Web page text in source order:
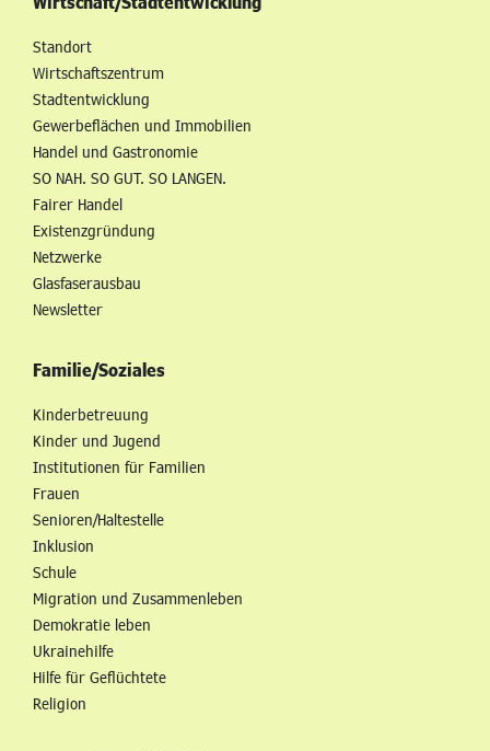
Standort
Wirtschaftszentrum
Stadtentwicklung
Gewerbeflächen und Immobilien
Handel und Gastronomie
SO NAH. SO GUT. SO LANGEN.
Fairer Handel
Existenzgründung
Netzwerke
Glasfaserausbau
Newsletter
Familie/Soziales
Kinderbetreuung
Kinder und Jugend
Institutionen für Familien
Frauen
Senioren/Haltestelle
Inklusion
Schule
Migration und Zusammenleben
Demokratie leben
Ukrainehilfe
Hilfe für Geflüchtete
Religion